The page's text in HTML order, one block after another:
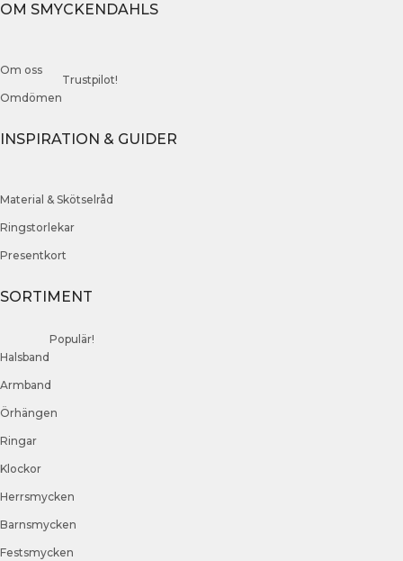
OM SMYCKENDAHLS
Om oss
Omdömen
Trustpilot!
INSPIRATION & GUIDER
Material & Skötselråd
Ringstorlekar
Presentkort
SORTIMENT
Halsband
Populär!
Armband
Örhängen
Ringar
Klockor
Herrsmycken
Barnsmycken
Festsmycken